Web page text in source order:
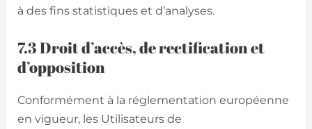
à des fins statistiques et d’analyses.
7.3 Droit d’accès, de rectification et
d’opposition
Conformément à la réglementation européenne
en vigueur, les Utilisateurs de